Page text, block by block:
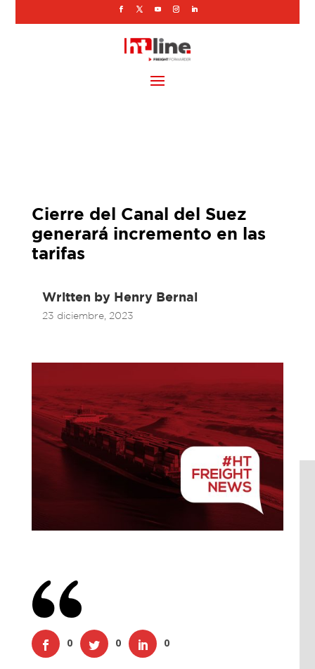
Cierre del Canal del Suez
generará incremento en las
tarifas
Written by Henry Bernal
23 diciembre, 2023
0 0 0